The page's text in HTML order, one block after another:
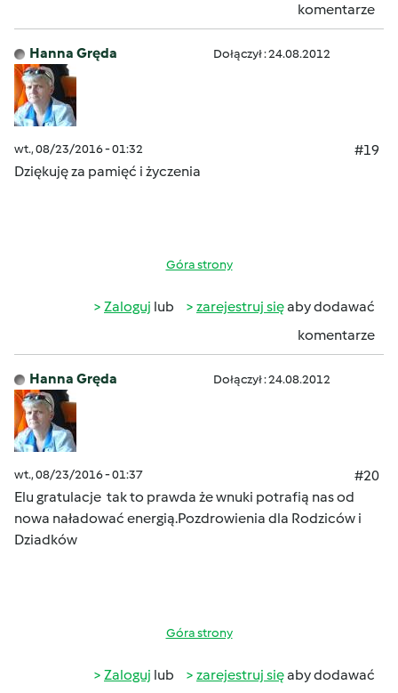
komentarze
Hanna Gręda Dołączył : 24.08.2012
wt., 08/23/2016 - 01:32
#19
Dziękuję za pamięć i życzenia
Góra strony
Zaloguj lub zarejestruj sięaby dodawać
komentarze
Hanna Gręda Dołączył : 24.08.2012
wt., 08/23/2016 - 01:37
#20
Elu gratulacje tak to prawda że wnuki potrafią nas od
nowa naładować energią.Pozdrowienia dla Rodziców i
Dziadków
Góra strony
Zaloguj lub zarejestruj sięaby dodawać